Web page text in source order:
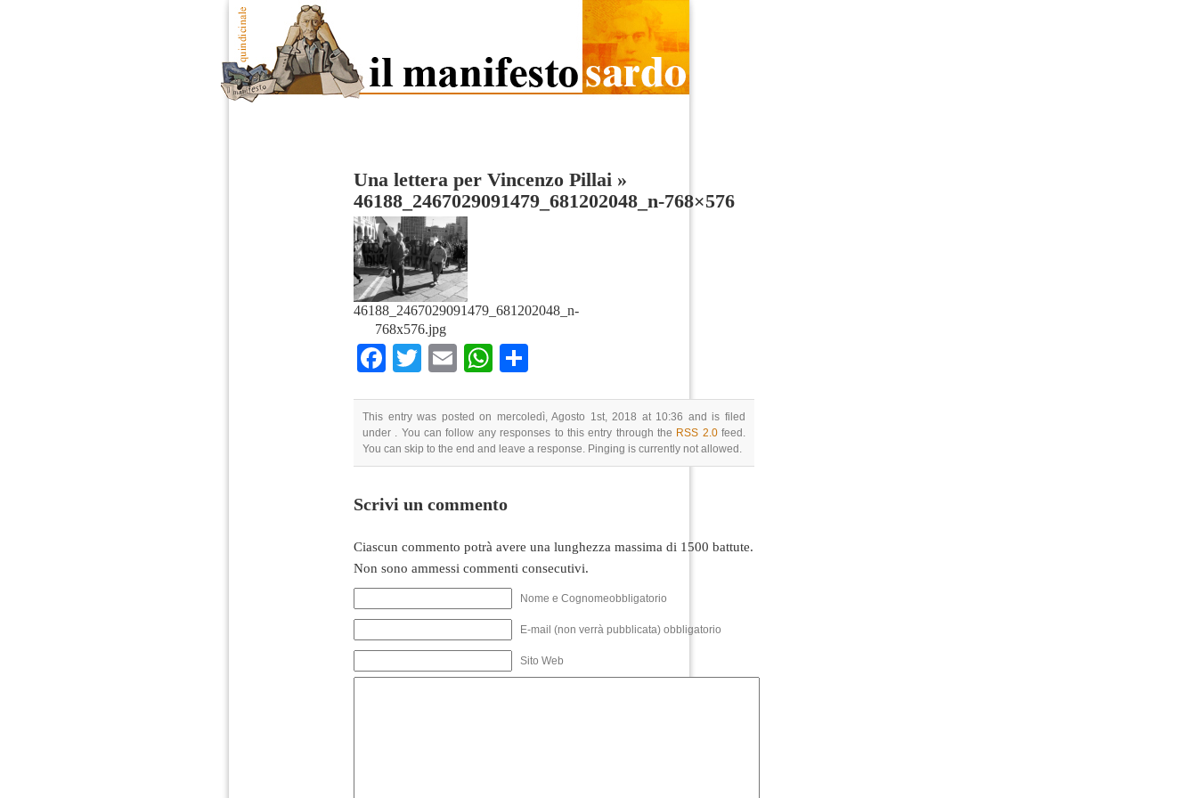
Una lettera per Vincenzo Pillai »
46188_2467029091479_681202048_n-768×576
46188_2467029091479_681202048_n-
768x576.jpg
Facebook
TwitterEmailWhatsApp
This entry was posted on mercoledì, Agosto 1st, 2018 at 10:36 and is filed
under . You can follow any responses to this entry through the RSS 2.0feed.
You can skip to the end and leave a response. Pinging is currently not allowed.
Scrivi un commento
Ciascun commento potrà avere una lunghezza massima di 1500 battute.
Non sono ammessi commenti consecutivi.
Nome e Cognomeobbligatorio
E-mail (non verrà pubblicata) obbligatorio
Sito Web